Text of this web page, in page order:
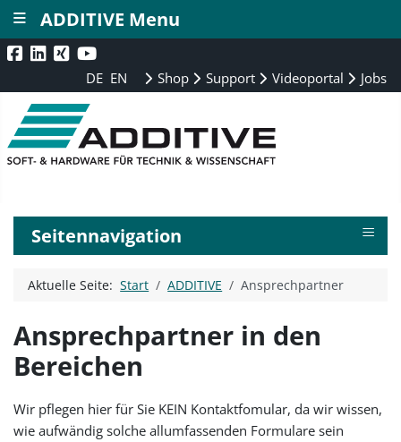
DE EN Shop Support Videoportal Jobs
Seitennavigation ≡
Aktuelle Seite:Start ADDITIVE Ansprechpartner
Ansprechpartner in den
Bereichen
Wir pflegen hier für Sie KEIN Kontaktfomular, da wir wissen,
wie aufwändig solche allumfassenden Formulare sein
ADDITIVE Menu
≡